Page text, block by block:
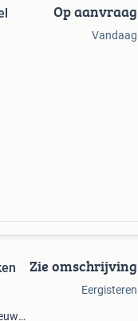
Op aanvraag
Vandaag
Zie omschrijving
Eergisteren